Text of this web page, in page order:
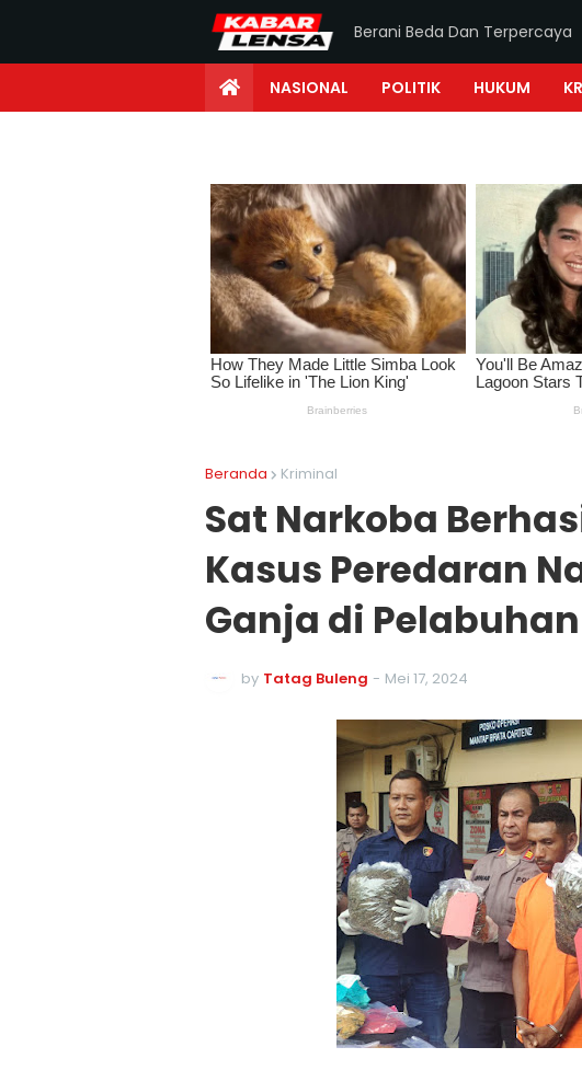
Berani Beda Dan Terpercaya
NASIONAL POLITIK HUKUM
Beranda Kriminal
Sat Narkoba
Kasus Peredaran
Ganja di Pelabuhan
by Tatag Buleng - Mei 17, 2024